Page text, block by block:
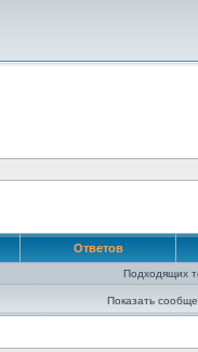
Ответов
Подходящих
Показать